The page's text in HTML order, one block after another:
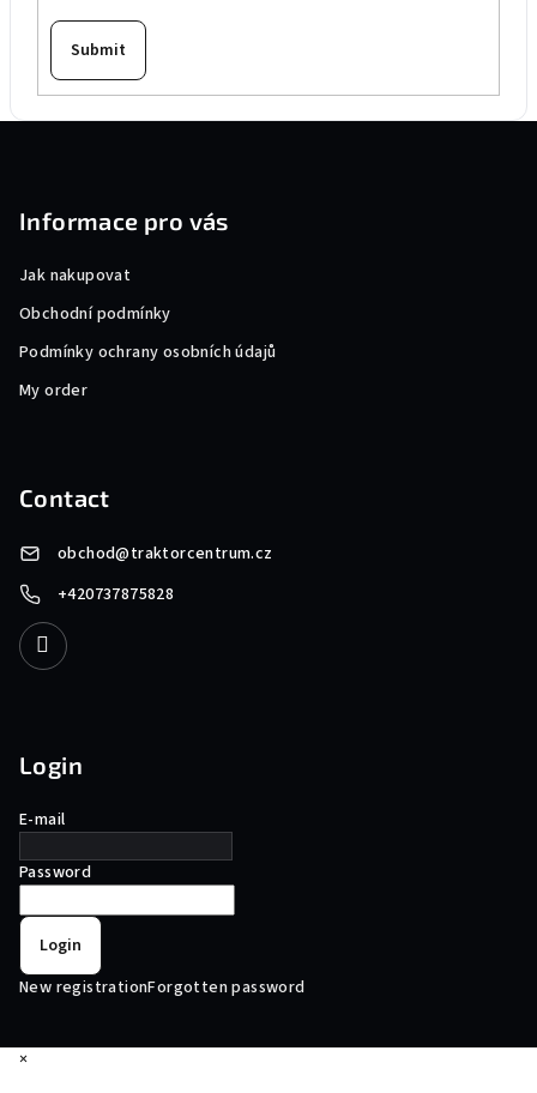
Submit
Informace pro vás
Jak nakupovat
Obchodní podmínky
Podmínky ochrany osobních údajů
My order
Contact
obchod@traktorcentrum.cz
+420737875828
Login
E-mail
Password
Login
New registrationForgotten password
×